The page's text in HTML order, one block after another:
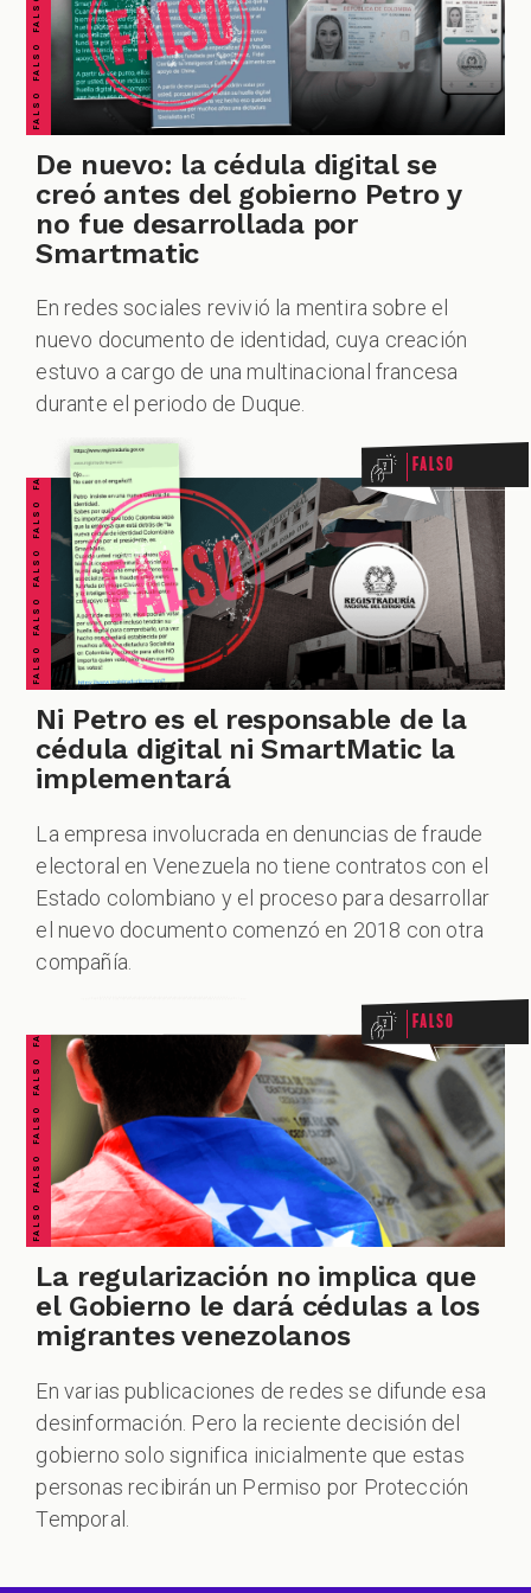
PODCAST
ZOOM
De nuevo: la cédula digital se
creó antes del gobierno Petro y
no fue desarrollada por
Smartmatic
En redes sociales revivió la mentira sobre el
nuevo documento de identidad, cuya creación
estuvo a cargo de una multinacional francesa
durante el periodo de Duque.
FALSO FALSO FALSO FALSO FALSO FALSO FALSO Falso
Ni Petro es el responsable de la
cédula digital ni SmartMatic la
implementará
La empresa involucrada en denuncias de fraude
electoral en Venezuela no tiene contratos con el
Estado colombiano y el proceso para desarrollar
el nuevo documento comenzó en 2018 con otra
compañía.
FALSO FALSO FALSO FALSO FALSO FALSO FALSO Falso
La regularización no implica que
el Gobierno le dará cédulas a los
migrantes venezolanos
En varias publicaciones de redes se difunde esa
desinformación. Pero la reciente decisión del
gobierno solo significa inicialmente que estas
personas recibirán un Permiso por Protección
Temporal.